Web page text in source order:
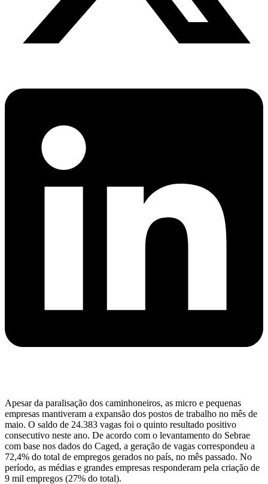
Apesar da paralisação dos caminhoneiros, as micro e pequenas
empresas mantiveram a expansão dos postos de trabalho no mês de
maio. O saldo de 24.383 vagas foi o quinto resultado positivo
consecutivo neste ano. De acordo com o levantamento do Sebrae
com base nos dados do Caged, a geração de vagas correspondeu a
72,4% do total de empregos gerados no país, no mês passado. No
período, as médias e grandes empresas responderam pela criação de
9 mil empregos (27% do total).